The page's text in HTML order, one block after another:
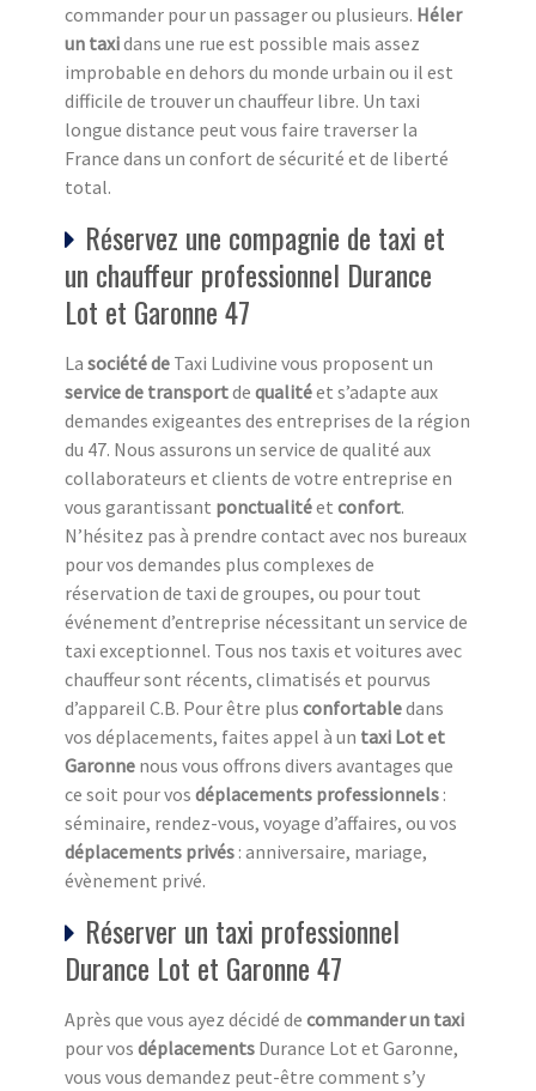
commander pour un passager ou plusieurs. Héler
un taxidans une rue est possible mais assez
improbable en dehors du monde urbain ou il est
difficile de trouver un chauffeur libre. Un taxi
longue distance peut vous faire traverser la
France dans un confort de sécurité et de liberté
total.
Réservez une compagnie de taxi et
un chauffeur professionnel Durance
Lot et Garonne 47
La société de Taxi Ludivine vous proposent un
service de transportde qualitéet s’adapte aux
demandes exigeantes des entreprises de la région
du 47. Nous assurons un service de qualité aux
collaborateurs et clients de votre entreprise en
vous garantissant ponctualitéet confort.
N’hésitez pas à prendre contact avec nos bureaux
pour vos demandes plus complexes de
réservation de taxi de groupes, ou pour tout
événement d’entreprise nécessitant un service de
taxi exceptionnel. Tous nos taxis et voitures avec
chauffeur sont récents, climatisés et pourvus
d’appareil C.B. Pour être plus confortabledans
vos déplacements, faites appel à un taxi Lot et
Garonne nous vous offrons divers avantages que
ce soit pour vos déplacements professionnels :
séminaire, rendez-vous, voyage d’affaires, ou vos
déplacements privés : anniversaire, mariage,
évènement privé.
Réserver un taxi professionnel
Durance Lot et Garonne 47
Après que vous ayez décidé de commander un taxi
pour vos déplacements Durance Lot et Garonne,
vous vous demandez peut-être comment s’y